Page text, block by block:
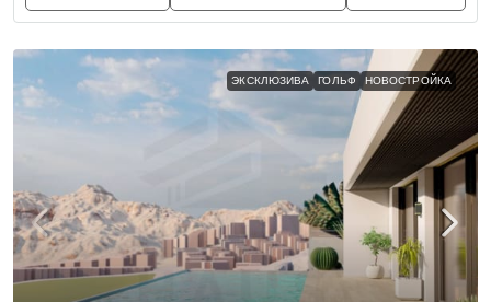
ЭКСКЛЮЗИВА ГОЛЬФ НОВОСТРОЙКА